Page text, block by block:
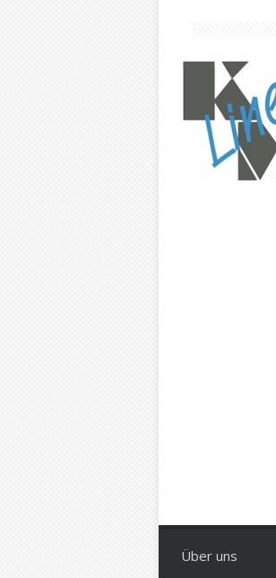
Über uns